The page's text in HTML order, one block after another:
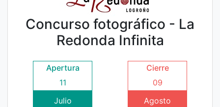
Concurso fotográfico - La
Redonda Infinita
Apertura
11
Julio
Cierre
09
Agosto